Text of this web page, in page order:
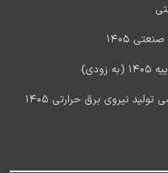
1405
آخرین اخبار استخدام شرکت مادر تخصصی تولید نیروی برق حرارتی 1405